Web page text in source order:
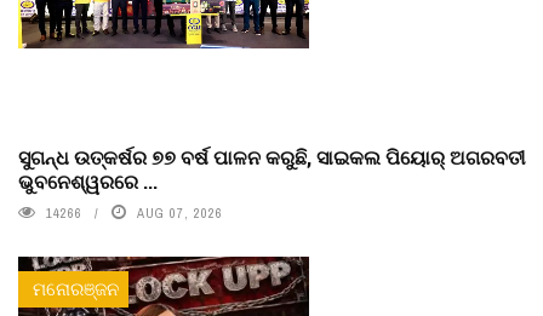
ସୁଗନ୍ଧ ଉତ୍କର୍ଷର ୭୭ ବର୍ଷ ପାଳନ କରୁଛି, ସାଇକଲ ପିୟୋର୍‌ ଅଗରବତୀ
ଭୁବନେଶ୍ୱରରେ ...
14266 AUG 07, 2026
ମନୋରଞ୍ଜନ